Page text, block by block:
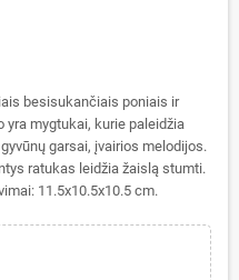
besisukančiais poniais ir
mygtukai, kurie paleidžia
garsai, įvairios melodijos.
ratukas leidžia žaislą stumti.
11.5x10.5x10.5 cm.